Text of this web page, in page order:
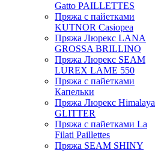
Gatto PAILLETTES
Пряжа с пайетками
KUTNOR Casiopea
Пряжа Люрекс LANA
GROSSA BRILLINO
Пряжа Люрекс SEAM
LUREX LAME 550
Пряжа с пайетками
Капельки
Пряжа Люрекс Himalaya
GLITTER
Пряжа с пайетками La
Filati Paillettes
Пряжа SEAM SHINY